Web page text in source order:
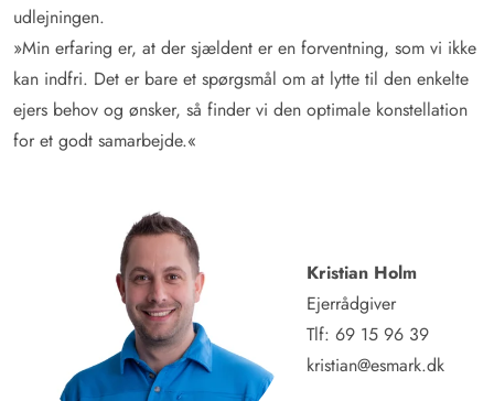
udlejningen.
»Min erfaring er, at der sjældent er en forventning, som vi ikke
kan indfri. Det er bare et spørgsmål om at lytte til den enkelte
ejers behov og ønsker, så finder vi den optimale konstellation
for et godt samarbejde.«
Kristian Holm
Ejerrådgiver
Tlf: 69 15 96 39
kristian@esmark.dk